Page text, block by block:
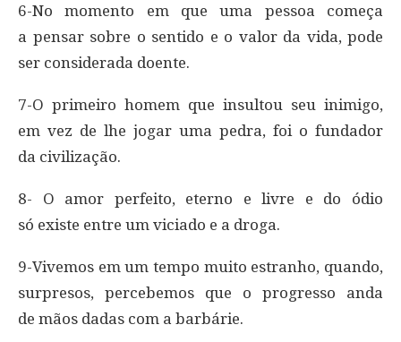
6-No momento em que uma pessoa começa
a pensar sobre o sentido e o valor da vida, pode
ser considerada doente.
7-O primeiro homem que insultou seu inimigo,
em vez de lhe jogar uma pedra, foi o fundador
da civilização.
8- O amor perfeito, eterno e livre e do ódio
só existe entre um viciado e a droga.
9-Vivemos em um tempo muito estranho, quando,
surpresos, percebemos que o progresso anda
de mãos dadas com a barbárie.